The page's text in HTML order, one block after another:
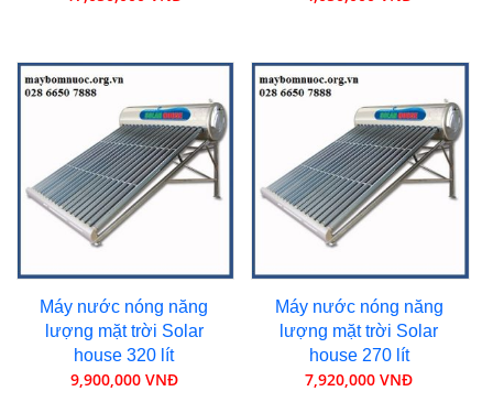
Máy nước nóng năng
lượng mặt trời Solar
house 320 lít
9,900,000 VNĐ
Máy nước nóng năng
lượng mặt trời Solar
house 270 lít
7,920,000 VNĐ